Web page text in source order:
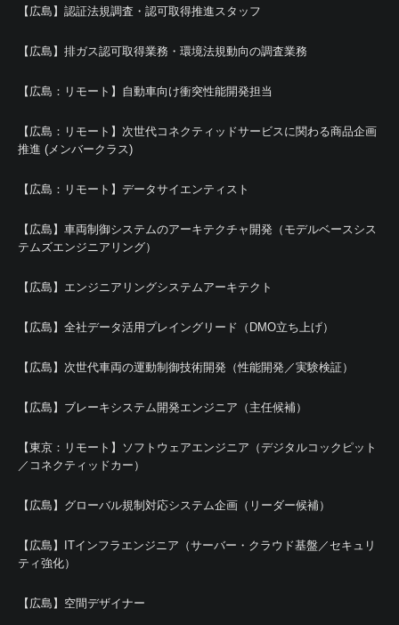
【広島】認証法規調査・認可取得推進スタッフ
【広島】排ガス認可取得業務・環境法規動向の調査業務
【広島：リモート】自動車向け衝突性能開発担当
【広島：リモート】次世代コネクティッドサービスに関わる商品企画
推進 (メンバークラス)
【広島：リモート】データサイエンティスト
【広島】車両制御システムのアーキテクチャ開発（モデルベースシス
テムズエンジニアリング）
【広島】エンジニアリングシステムアーキテクト
【広島】全社データ活用プレイングリード（DMO立ち上げ）
【広島】次世代車両の運動制御技術開発（性能開発／実験検証）
【広島】ブレーキシステム開発エンジニア（主任候補）
【東京：リモート】ソフトウェアエンジニア（デジタルコックピット
／コネクティッドカー）
【広島】グローバル規制対応システム企画（リーダー候補）
【広島】ITインフラエンジニア（サーバー・クラウド基盤／セキュリ
ティ強化）
【広島】空間デザイナー